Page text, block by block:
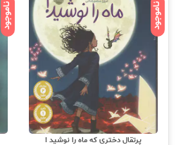
ناموجود
پرتقال دختری که ماه را نوشید !
ناموجود